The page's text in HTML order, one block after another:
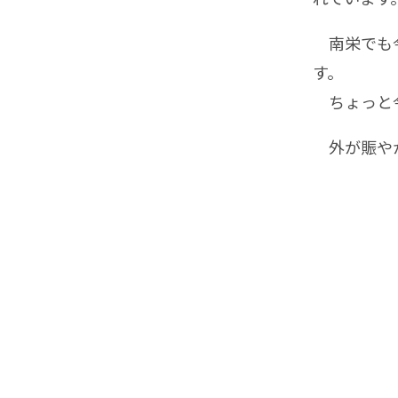
南栄でも
す。
ちょっと
外が賑や